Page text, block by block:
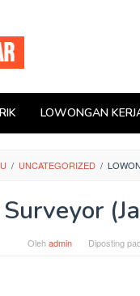
LOWONGAN
/ UNCATEGORIZED /
Olehadmin Diposting